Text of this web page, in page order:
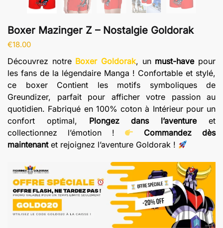
Boxer Mazinger Z – Nostalgie Goldorak
€18.00
Découvrez notre Boxer Goldorak, un must-havepour
les fans de la légendaire Manga ! Confortable et stylé,
ce boxer Contient les motifs symboliques de
Greundizer, parfait pour afficher votre passion au
quotidien. Fabriqué en 100% coton à Intérieur pour un
confort optimal, Plongez dans l’aventureet
collectionnez l’émotion !
Commandez dès
maintenantet rejoignez l’aventure Goldorak !